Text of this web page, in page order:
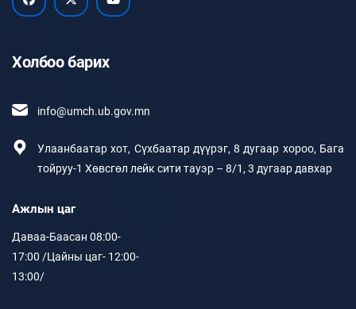
Холбоо барих
info@umch.ub.gov.mn
Улаанбаатар хот, Сүхбаатар дүүрэг, 8 дугаар хороо, Бага
тойруу-1 Хөвсгөл лейк сити тауэр – 8/1, 3 дугаар давхар
Ажлын цаг
Даваа-Баасан 08:00-
17:00 /Цайны цаг- 12:00-
13:00/